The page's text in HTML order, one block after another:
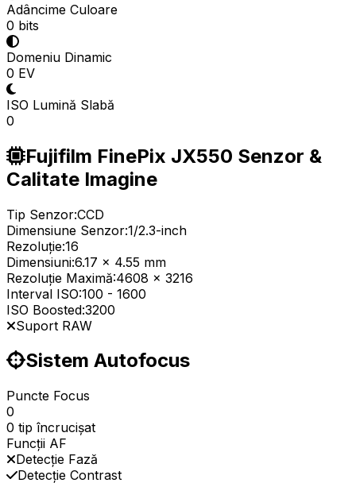
Adâncime Culoare
0 bits
Domeniu Dinamic
0 EV
ISO Lumină Slabă
0
Fujifilm FinePix JX550 Senzor &
Calitate Imagine
Tip Senzor:CCD
Dimensiune Senzor:1/2.3-inch
Rezoluție:16
Dimensiuni:6.17 x 4.55 mm
Rezoluție Maximă:4608 x 3216
Interval ISO:100 - 1600
ISO Boosted:3200
Suport RAW
Sistem Autofocus
Puncte Focus
0
0 tip încrucișat
Funcții AF
Detecție Fază
Detecție Contrast